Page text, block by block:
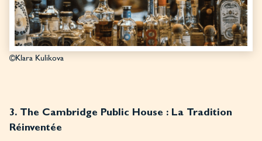
©Klara Kulikova
3. The Cambridge Public House : La Tradition
Réinventée